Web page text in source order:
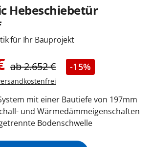
Registrieren
Hebeschiebetür
für Ihr Bauprojekt
ab2.652€ -15%
mit einer Bautiefe von 197mm
und Wärmedämmeigenschaften
Bodenschwelle